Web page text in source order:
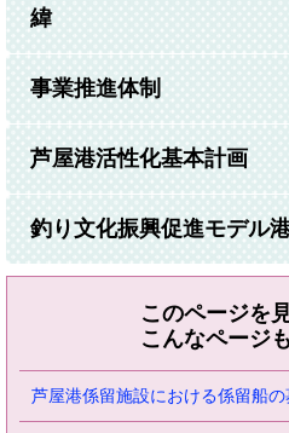
緯
事業推進体制
芦屋港活性化基本計画
釣り文化振興促進モデル
このページを
こんなページ
芦屋港係留施設における係留船